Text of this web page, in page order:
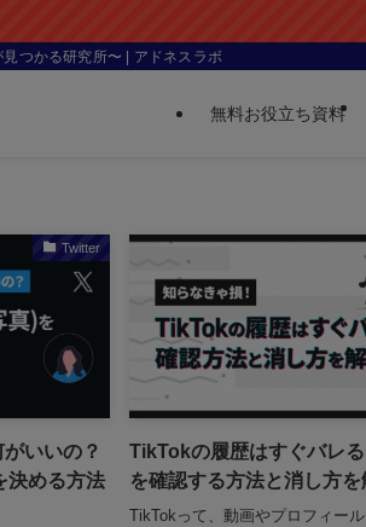
見つかる研究所〜 | アドネスラボ
無料お役立ち資料
Twitter
いいの？
決める方法
TikTokの履歴はすぐバレ
を確認する方法と消し方を
TikTokって、動画やプロフィー